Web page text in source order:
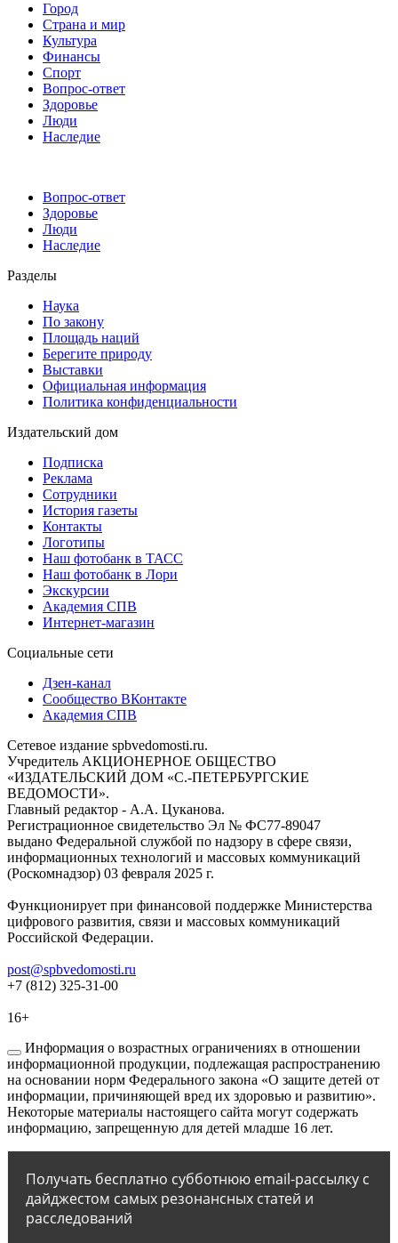
Город
Страна и мир
Культура
Финансы
Спорт
Вопрос-ответ
Здоровье
Люди
Наследие
Вопрос-ответ
Здоровье
Люди
Наследие
Разделы
Наука
По закону
Площадь наций
Берегите природу
Выставки
Официальная информация
Политика конфиденциальности
Издательский дом
Подписка
Реклама
Сотрудники
История газеты
Контакты
Логотипы
Наш фотобанк в ТАСС
Наш фотобанк в Лори
Экскурсии
Академия СПВ
Интернет-магазин
Социальные сети
Дзен-канал
Сообщество ВКонтакте
Академия СПВ
Сетевое издание spbvedomosti.ru.
Учредитель АКЦИОНЕРНОЕ ОБЩЕСТВО
«ИЗДАТЕЛЬСКИЙ ДОМ «С.-ПЕТЕРБУРГСКИЕ
ВЕДОМОСТИ».
Главный редактор - А.А. Цуканова.
Регистрационное свидетельство Эл № ФС77-89047
выдано Федеральной службой по надзору в сфере связи,
информационных технологий и массовых коммуникаций
(Роскомнадзор) 03 февраля 2025 г.
Функционирует при финансовой поддержке Министерства
цифрового развития, связи и массовых коммуникаций
Российской Федерации.
post@spbvedomosti.ru
+7 (812) 325-31-00
16+
Информация о возрастных ограничениях в отношении
информационной продукции, подлежащая распространению
на основании норм Федерального закона «О защите детей от
информации, причиняющей вред их здоровью и развитию».
Некоторые материалы настоящего сайта могут содержать
информацию, запрещенную для детей младше 16 лет.
Получать бесплатно субботнюю email-рассылку с
дайджестом самых резонансных статей и
расследований